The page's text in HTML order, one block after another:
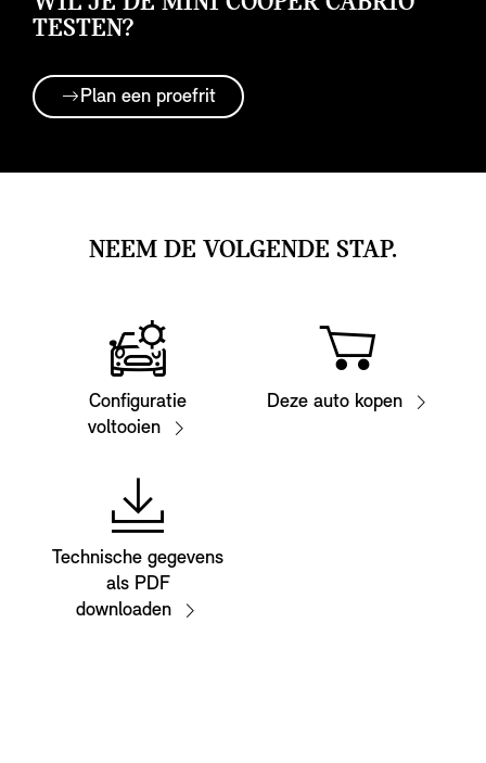
TESTEN?
Plan een proefrit
NEEM DE VOLGENDE STAP.
Configuratie
voltooien
Deze auto kopen
Technische gegevens
als PDF
downloaden